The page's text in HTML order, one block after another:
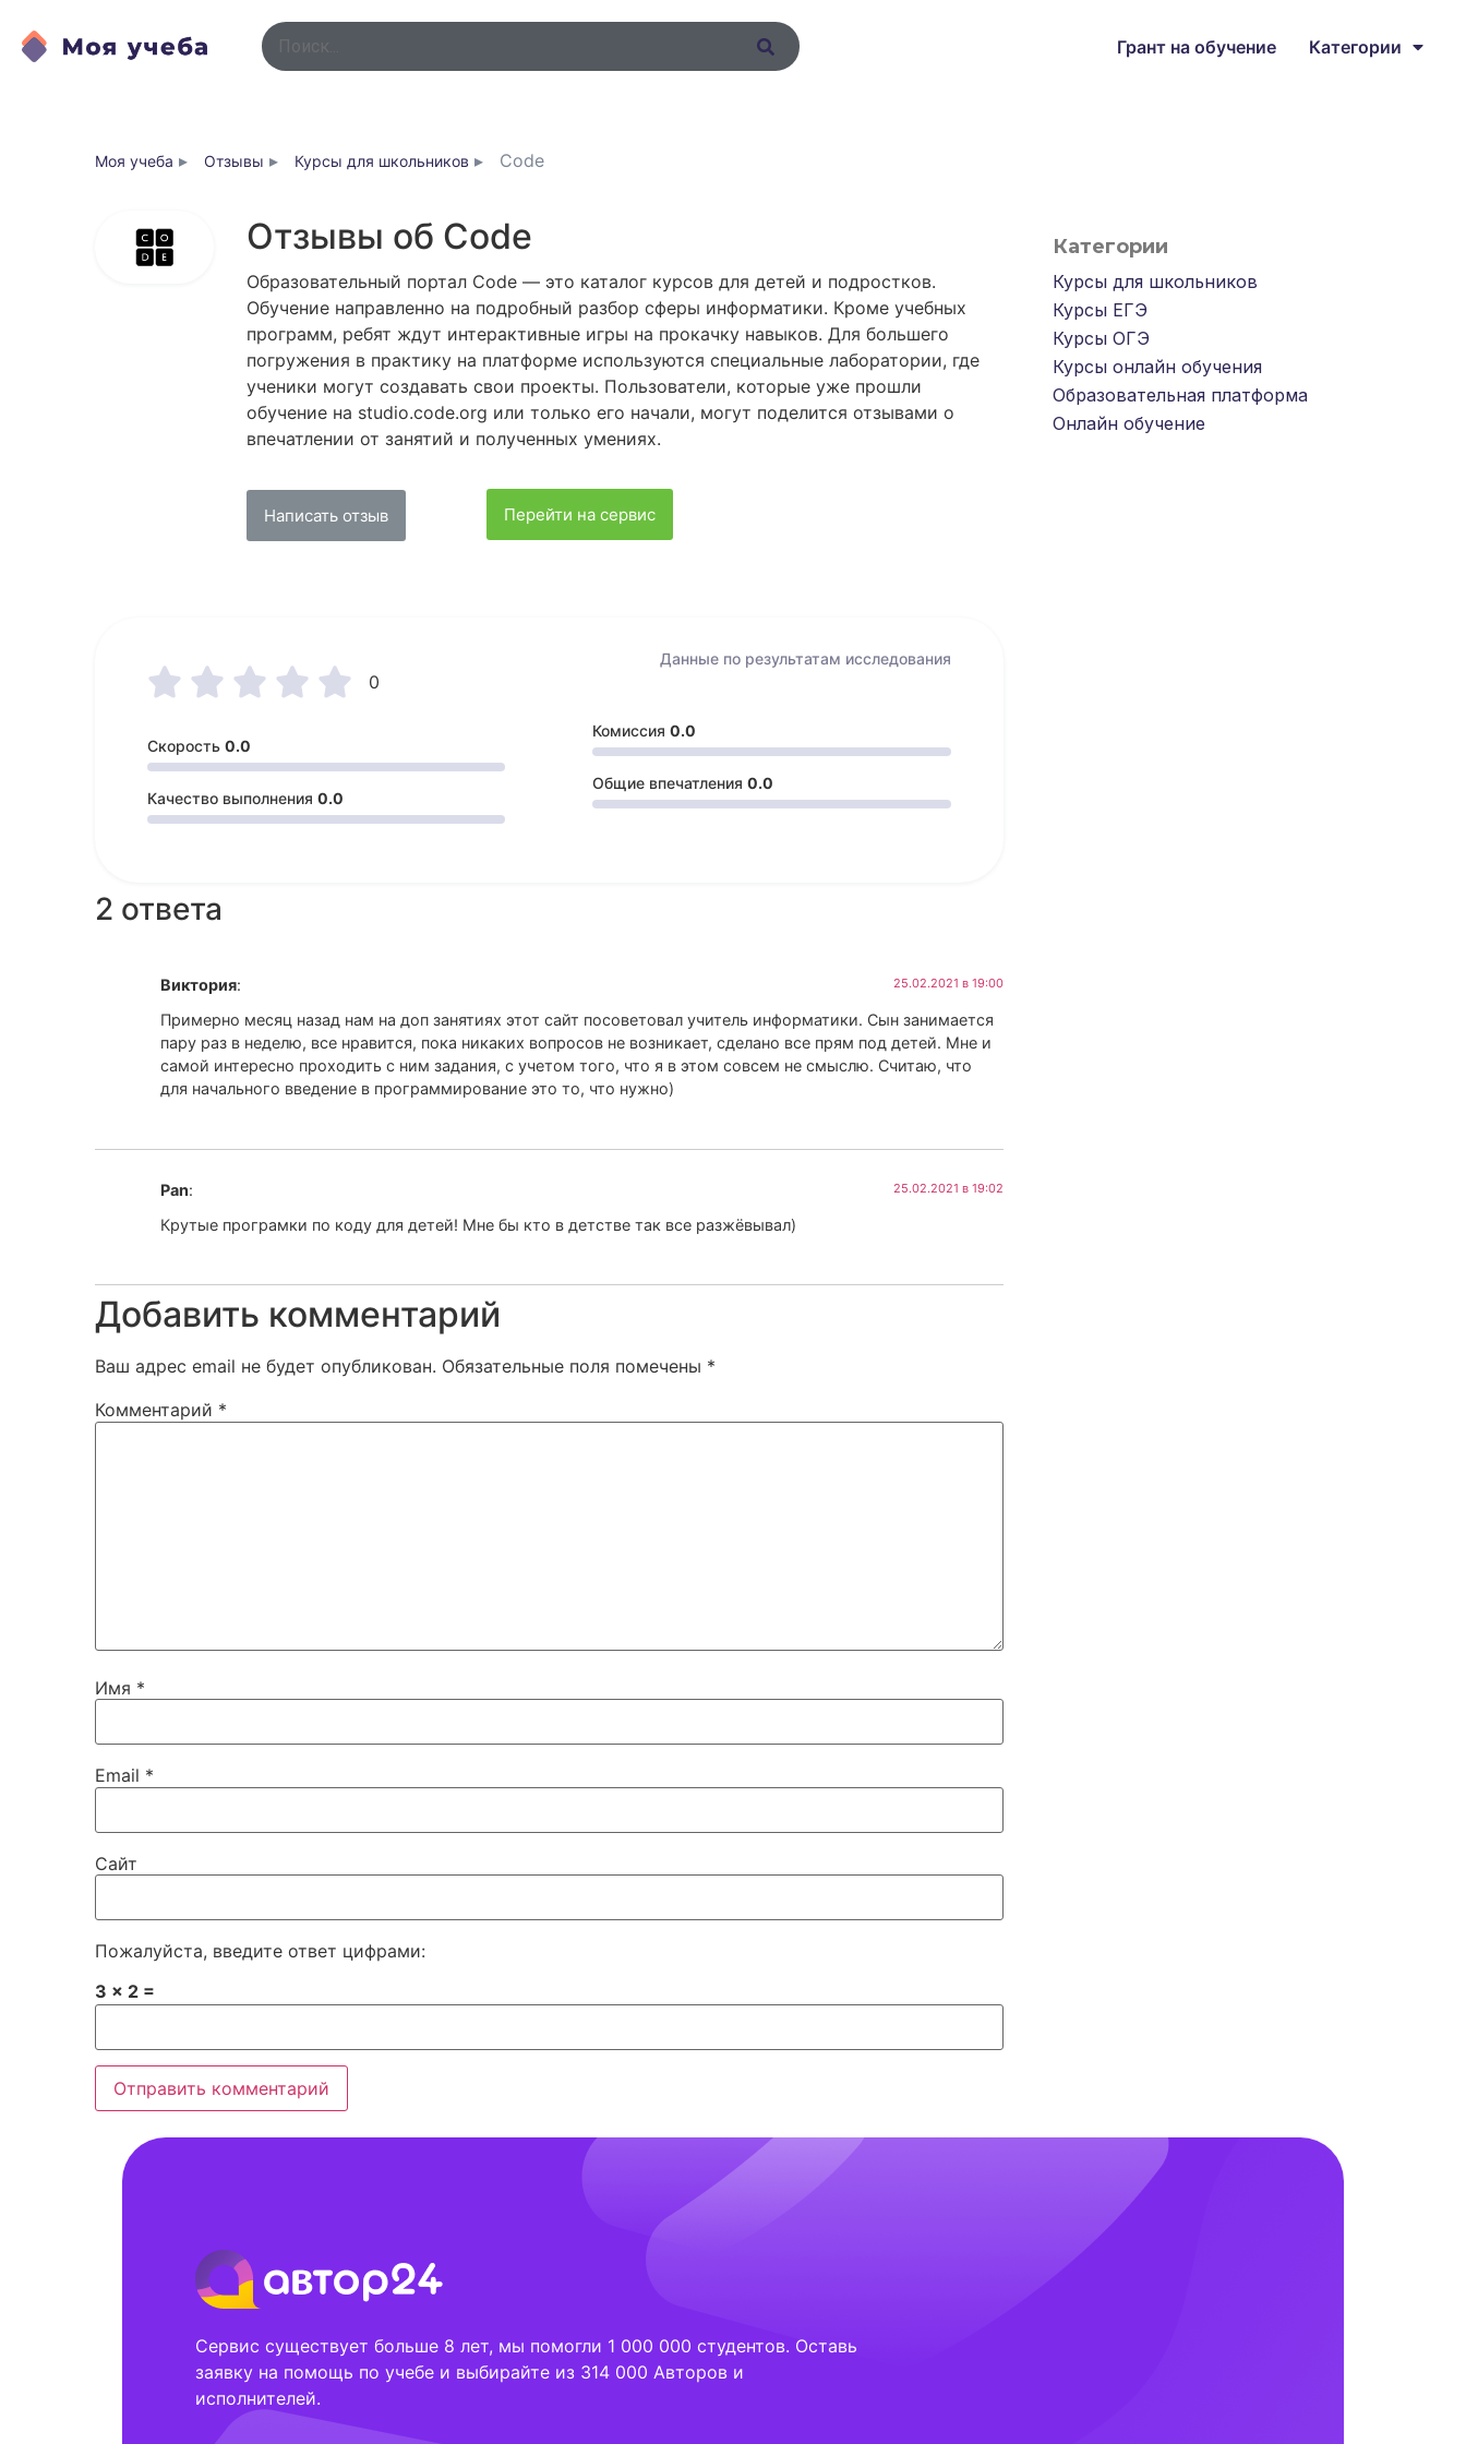
Грант на обучение Категории
Моя учеба ▸ Отзывы ▸ Курсы для школьников ▸ Code
Отзывы об Code
Образовательный портал Code — это каталог курсов для детей и подростков.
Обучение направленно на подробный разбор сферы информатики. Кроме учебных
программ, ребят ждут интерактивные игры на прокачку навыков. Для большего
погружения в практику на платформе используются специальные лаборатории, где
ученики могут создавать свои проекты. Пользователи, которые уже прошли
обучение на studio.code.org или только его начали, могут поделится отзывами о
впечатлении от занятий и полученных умениях.
Написать отзыв Перейти на сервис
0
    
Скорость 0.0
Качество выполнения 0.0
Данные по результатам исследования
Комиссия0.0
Общие впечатления0.0
2 ответа
Виктория: 25.02.2021 в 19:00
Примерно месяц назад нам на доп занятиях этот сайт посоветовал учитель информатики. Сын занимается
пару раз в неделю, все нравится, пока никаких вопросов не возникает, сделано все прям под детей. Мне и
самой интересно проходить с ним задания, с учетом того, что я в этом совсем не смыслю. Считаю, что
для начального введение в программирование это то, что нужно)
Pan: 25.02.2021 в 19:02
Крутые програмки по коду для детей! Мне бы кто в детстве так все разжёвывал)
Добавить комментарий
Ваш адрес email не будет опубликован. Обязательные поля помечены *
Комментарий *
Имя *
Email *
Сайт
Пожалуйста, введите ответ цифрами:
3 × 2 =
Категории
Курсы для школьников
Курсы ЕГЭ
Курсы ОГЭ
Курсы онлайн обучения
Образовательная платформа
Онлайн обучение
Сервис существует больше 8 лет, мы помогли 1 000 000 студентов. Оставь
заявку на помощь по учебе и выбирайте из 314 000 Авторов и
исполнителей.